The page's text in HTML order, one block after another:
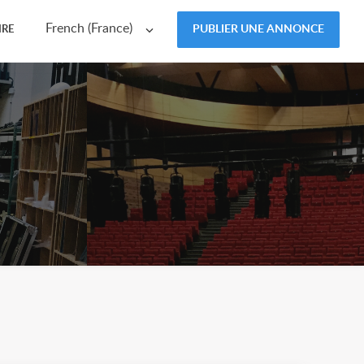
French (France) PUBLIER UNE ANNONCE